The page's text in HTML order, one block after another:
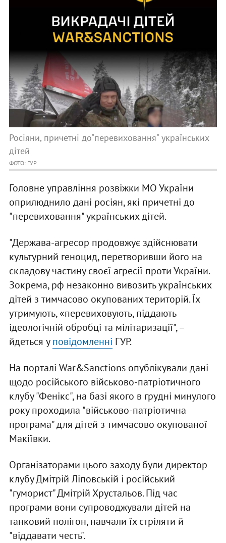
Росіяни, причетні до"перевиховання" українських
дітей
ФОТО: ГУР
Головне управління розвіжки МО України
оприлюднило дані росіян, які причетні до
"перевиховання" українських дітей.
"Держава-агресор продовжує здійснювати
культурний геноцид, перетворивши його на
складову частину своєї агресії проти України.
Зокрема, рф незаконно вивозить українських
дітей з тимчасово окупованих територій. Їх
утримують, «перевиховують, піддають
ідеологічній обробці та мілітаризації", –
йдеться уповідомленні ГУР.
На порталі War&Sanctions опублікували дані
щодо російського військово-патріотичного
клубу "Фенікс", на базі якого в грудні минулого
року проходила "військово-патріотична
програма" для дітей з тимчасово окупованої
Макіївки.
Організаторами цього заходу були директор
клубу Дмітрій Ліповській і російський
"гуморист" Дмітрій Хрустальов. Під час
програми вони супроводжували дітей на
танковий полігон, навчали їх стріляти й
"віддавати честь".